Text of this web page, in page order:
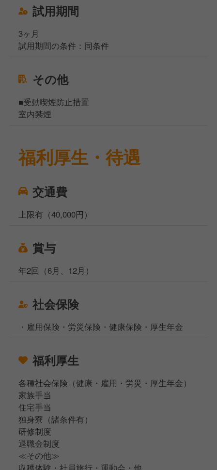
試用期間
3ヶ月
試用期間の条件：同条件
その他
■受動喫煙防止措置
室内禁煙
福利厚生・待遇
交通費
上限有（40,000円）
賞与
年2回（6月、12月）
社会保険
・雇用保険・労災保険・健康保険・厚生年金
福利厚生
各種社会保険（健康・雇用・労災・厚生年金）
家族手当
住宅手当
独身寮（諸条件有）
研修制度
退職金制度
≪その他≫
収穫体験・社員旅行・運動会・他